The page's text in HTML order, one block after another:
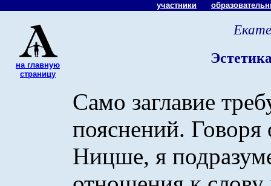
участники
на главную
страницу
Само заглавие
пояснений. Говоря
Ницше, я